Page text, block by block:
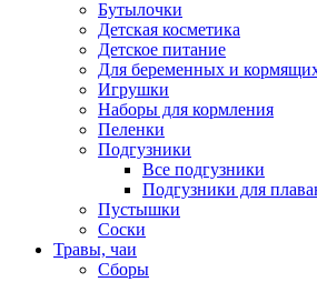
Бутылочки
Детская косметика
Детское питание
Для беременных и
Игрушки
Наборы для кормления
Пеленки
Подгузники
Все подгузники
Подгузники для
Пустышки
Соски
Травы, чаи
Сборы